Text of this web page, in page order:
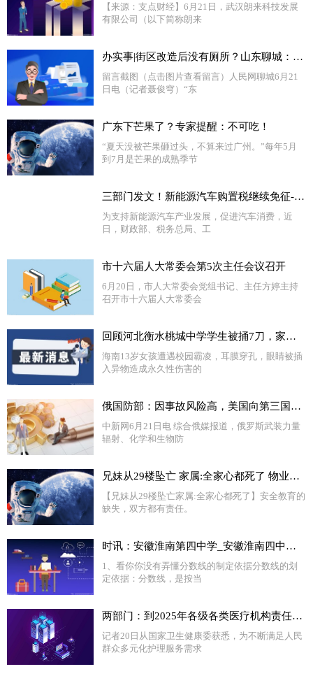
【来源：支点财经】6月21日，武汉朗来科技发展
有限公司（以下简称朗来
办实事|街区改造后没有厕所？山东聊城：安排！-天天热头条
留言截图（点击图片查看留言）人民网聊城6月21
日电（记者聂俊穹）“东
广东下芒果了？专家提醒：不可吃！
“夏天没被芒果砸过头，不算来过广州。”每年5月
到7月是芒果的成熟季节
三部门发文！新能源汽车购置税继续免征-视焦点讯
为支持新能源汽车产业发展，促进汽车消费，近
日，财政部、税务总局、工
市十六届人大常委会第5次主任会议召开
6月20日，市人大常委会党组书记、主任方婷主持
召开市十六届人大常委会
回顾河北衡水桃城中学学生被捅7刀，家属拉横幅控诉：这简直是谋杀-世界快播报
海南13岁女孩遭遇校园霸凌，耳膜穿孔，眼睛被插
入异物造成永久性伤害的
俄国防部：因事故风险高，美国向第三国转移生物实验室
中新网6月21日电 综合俄媒报道，俄罗斯武装力量
辐射、化学和生物防
兄妹从29楼坠亡 家属:全家心都死了 物业撇清关系令人恼火！！
【兄妹从29楼坠亡家属:全家心都死了】安全教育的
缺失，双方都有责任。
时讯：安徽淮南第四中学_安徽淮南四中官网
1、看你你没有弄懂分数线的制定依据分数线的划
定依据：分数线，是按当
两部门：到2025年各级各类医疗机构责任制整体护理覆盖全院100%病区
记者20日从国家卫生健康委获悉，为不断满足人民
群众多元化护理服务需求